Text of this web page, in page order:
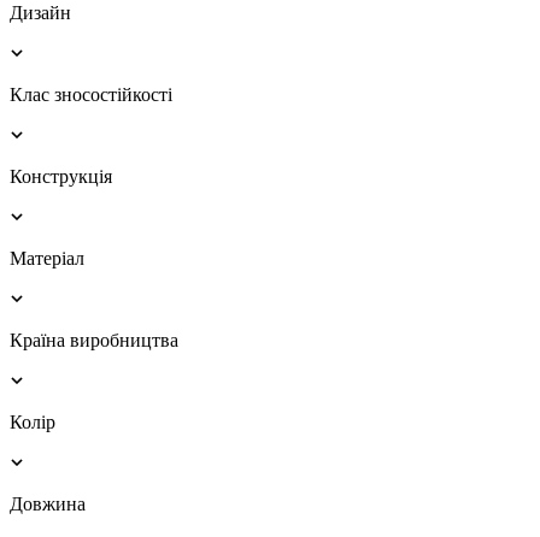
Дизайн
Клас зносостійкості
Конструкція
Матеріал
Країна виробництва
Колір
Довжина